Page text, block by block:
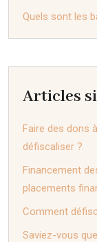
Quels sont les
Articles
Faire des dons
défiscaliser ?
Financement
placements
Comment
Saviez-vous